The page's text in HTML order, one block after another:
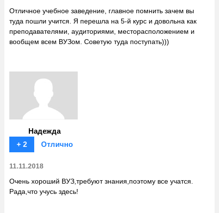
Отличное учебное заведение, главное помнить зачем вы
туда пошли учится. Я перешла на 5-й курс и довольна как
преподавателями, аудиториями, месторасположением и
вообщем всем ВУЗом. Советую туда поступать)))
Надежда
+ 2
Отлично
11.11.2018
Очень хороший ВУЗ,требуют знания,поэтому все учатся.
Рада,что учусь здесь!